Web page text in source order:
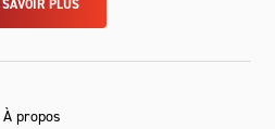
PLUS
À propos